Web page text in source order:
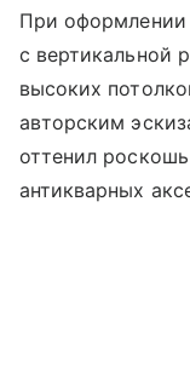
При оформлении
с вертикальной
высоких
авторским
оттенил
антикварных